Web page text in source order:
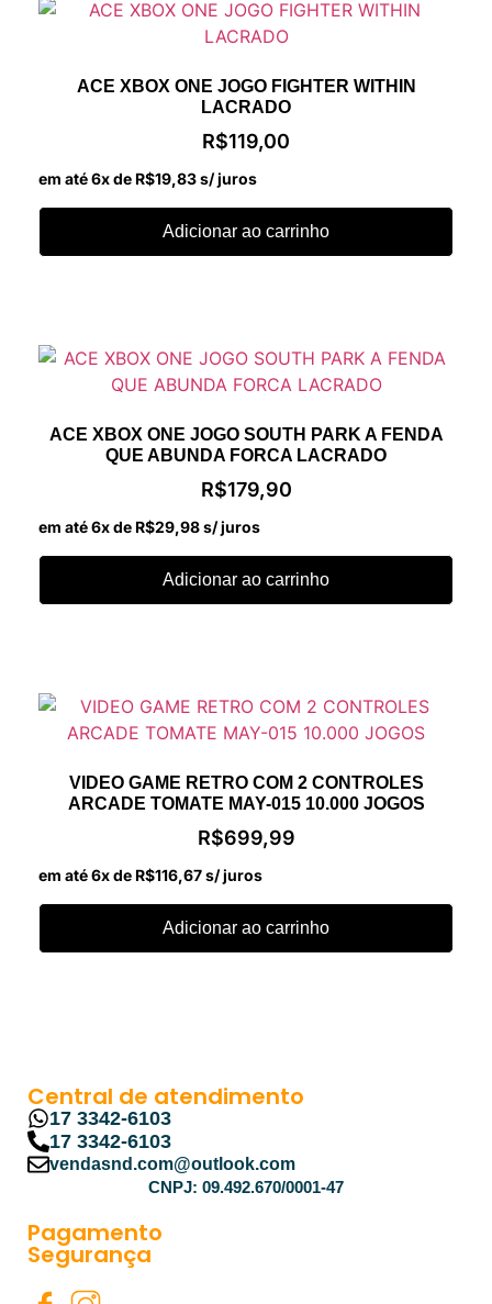
ACE XBOX ONE JOGO FIGHTER WITHIN
LACRADO
R$119,00
em até 6x de R$19,83s/ juros
Adicionar ao carrinho
ACE XBOX ONE JOGO SOUTH PARK A FENDA
QUE ABUNDA FORCA LACRADO
R$179,90
em até 6x de R$29,98s/ juros
Adicionar ao carrinho
VIDEO GAME RETRO COM 2 CONTROLES
ARCADE TOMATE MAY-015 10.000 JOGOS
R$699,99
em até 6x de R$116,67s/ juros
Adicionar ao carrinho
Central de atendimento
17 3342-6103
17 3342-6103
vendasnd.com@outlook.com
CNPJ: 09.492.670/0001-47
Pagamento
Segurança